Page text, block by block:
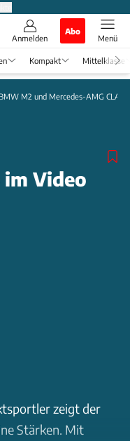
Anmelden
Abo
Menü
Kompakt Mittelklasse
M2 und Mercedes-AMG CLA
im Video
zeigt der
Stärken. Mit